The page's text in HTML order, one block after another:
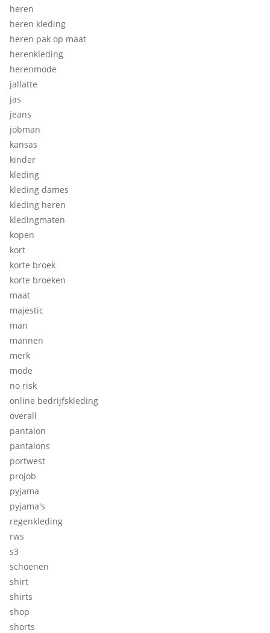
heren
heren kleding
heren pak op maat
herenkleding
herenmode
jallatte
jas
jeans
jobman
kansas
kinder
kleding
kleding dames
kleding heren
kledingmaten
kopen
kort
korte broek
korte broeken
maat
majestic
man
mannen
merk
mode
no risk
online bedrijfskleding
overall
pantalon
pantalons
portwest
projob
pyjama
pyjama's
regenkleding
rws
s3
schoenen
shirt
shirts
shop
shorts